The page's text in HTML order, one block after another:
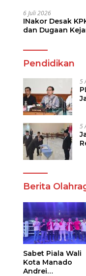
6 Juli 2026
INakor Desak
dan Dugaan
Pendidikan
5
5
Berita
Sabet Piala Wali
Kota Manado
Andrei